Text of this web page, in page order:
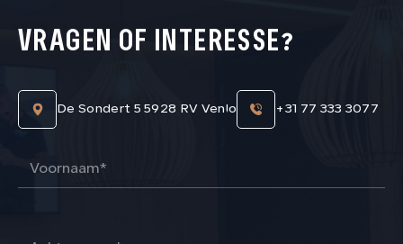
VRAGEN OF INTERESSE?
De Sondert 5 5928 RV Venlo +31 77 333 3077